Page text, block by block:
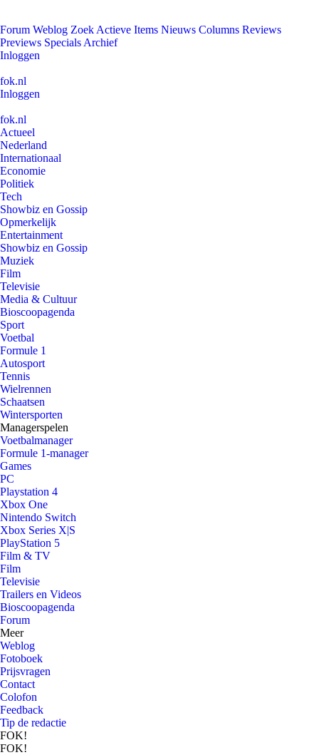
Forum Weblog Zoek Actieve Items Nieuws Columns Reviews
Previews Specials Archief
Inloggen
fok.nl
Inloggen
fok.nl
Actueel
Nederland
Internationaal
Economie
Politiek
Tech
Showbiz en Gossip
Opmerkelijk
Entertainment
Showbiz en Gossip
Muziek
Film
Televisie
Media & Cultuur
Bioscoopagenda
Sport
Voetbal
Formule 1
Autosport
Tennis
Wielrennen
Schaatsen
Wintersporten
Managerspelen
Voetbalmanager
Formule 1-manager
Games
PC
Playstation 4
Xbox One
Nintendo Switch
Xbox Series X|S
PlayStation 5
Film & TV
Film
Televisie
Trailers en Videos
Bioscoopagenda
Forum
Meer
Weblog
Fotoboek
Prijsvragen
Contact
Colofon
Feedback
Tip de redactie
FOK!
FOK!